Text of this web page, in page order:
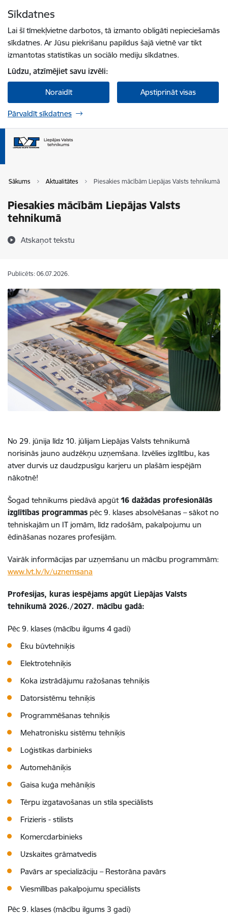
Sīkdatnes
Lai šī tīmekļvietne darbotos, tā izmanto obligāti nepieciešamās
sīkdatnes. Ar Jūsu piekrišanu papildus šajā vietnē var tikt
izmantotas statistikas un sociālo mediju sīkdatnes.
Lūdzu, atzīmējiet savu izvēli:
Noraidīt Apstiprināt visas
Pārvaldīt sīkdatnes
Sākums Aktualitātes Piesakies mācībām Liepājas Valsts tehnikumā
Piesakies mācībām Liepājas Valsts
tehnikumā
Atskaņot tekstu
Publicēts: 06.07.2026.
No 29. jūnija līdz 10. jūlijam Liepājas Valsts tehnikumā
norisinās jauno audzēkņu uzņemšana. Izvēlies izglītību, kas
atver durvis uz daudzpusīgu karjeru un plašām iespējām
nākotnē!
Šogad tehnikums piedāvā apgūt16 dažādas profesionālās
izglītības programmas pēc 9. klases absolvēšanas – sākot no
tehniskajām un IT jomām, līdz radošām, pakalpojumu un
ēdināšanas nozares profesijām.
Vairāk informācijas par uzņemšanu un mācību programmām:
www.lvt.lv/lv/uznemsana
Profesijas, kuras iespējams apgūt Liepājas Valsts
tehnikumā 2026./2027. mācību gadā:
Pēc 9. klases (mācību ilgums 4 gadi)
Ēku būvtehniķis
Elektrotehniķis
Koka izstrādājumu ražošanas tehniķis
Datorsistēmu tehniķis
Programmēšanas tehniķis
Mehatronisku sistēmu tehniķis
Loģistikas darbinieks
Automehāniķis
Gaisa kuģa mehāniķis
Tērpu izgatavošanas un stila speciālists
Frizieris - stilists
Komercdarbinieks
Uzskaites grāmatvedis
Pavārs ar specializāciju – Restorāna pavārs
Viesmīlības pakalpojumu speciālists
Pēc 9. klases (mācību ilgums 3 gadi)